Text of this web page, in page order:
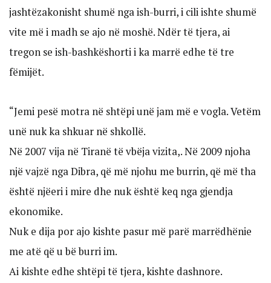
jashtëzakonisht shumë nga ish-burri, i cili ishte shumë
vite më i madh se ajo në moshë. Ndër të tjera, ai
tregon se ish-bashkëshorti i ka marrë edhe të tre
fëmijët.
“Jemi pesë motra në shtëpi unë jam më e vogla. Vetëm
unë nuk ka shkuar në shkollë.
Në 2007 vija në Tiranë të vbëja vizita,. Në 2009 njoha
një vajzë nga Dibra, që më njohu me burrin, që më tha
është njëeri i mire dhe nuk është keq nga gjendja
ekonomike.
Nuk e dija por ajo kishte pasur më parë marrëdhënie
me atë që u bë burri im.
Ai kishte edhe shtëpi të tjera, kishte dashnore.